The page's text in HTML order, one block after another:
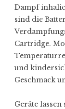
Dampf
sind die
Cartridge.
und
Geschmack
Geräte